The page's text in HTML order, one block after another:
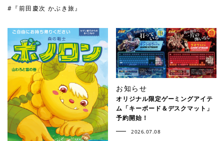
#『前田慶次 かぶき旅』
お知らせ
オリジナル限定ゲーミングアイテ
ム「キーボード＆デスクマット」
予約開始！
2026.07.08